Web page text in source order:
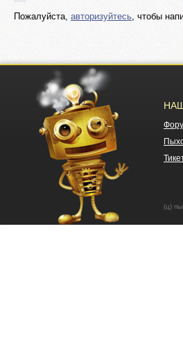
Пожалуйста, авторизуйтесь, чтобы
(ц)